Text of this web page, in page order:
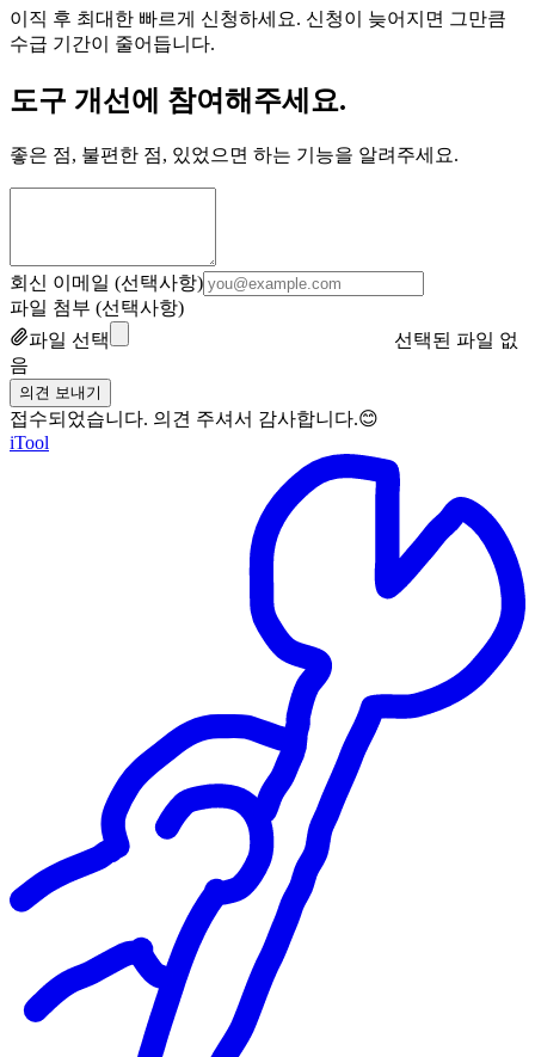
이직 후 최대한 빠르게 신청하세요. 신청이 늦어지면 그만큼
수급 기간이 줄어듭니다.
도구 개선에 참여해주세요.
좋은 점, 불편한 점, 있었으면 하는 기능을 알려주세요.
회신 이메일 (선택사항)
파일 첨부 (선택사항)
파일 선택
선택된 파일 없
음
의견 보내기
접수되었습니다. 의견 주셔서 감사합니다.😊
iTool